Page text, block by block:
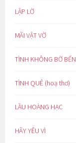
LẬP LỜ
MÃI VẬT VỜ
TÌNH KHÔNG BỜ BẾN
TÌNH QUÊ (hoạ thơ)
LẦU HOÀNG HẠC
HÃY YÊU VÌ